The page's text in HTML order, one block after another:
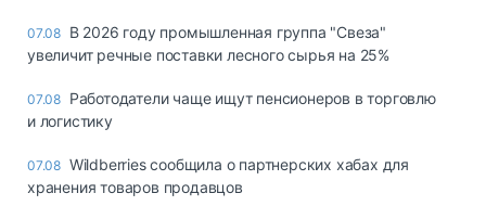
07.08 В 2026 году промышленная группа "Свеза"
увеличит речные поставки лесного сырья на 25%
07.08 Работодатели чаще ищут пенсионеров в торговлю
и логистику
07.08 Wildberries сообщила о партнерских хабах для
хранения товаров продавцов